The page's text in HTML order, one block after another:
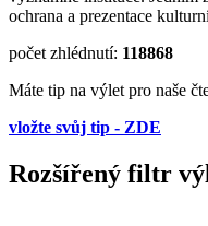
ochrana a prezentace
počet zhlédnutí: 118868
Máte tip na výlet pro naše
vložte svůj tip - ZDE
Rozšířený filtr